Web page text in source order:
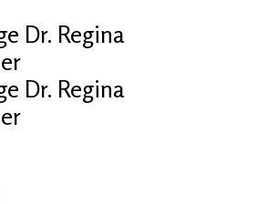
Dr. Regina
Dr. Regina